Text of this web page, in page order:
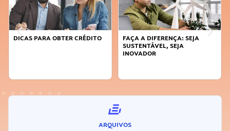
DICAS PARA OBTER CRÉDITO
FAÇA A DIFERENÇA: SEJA
SUSTENTÁVEL, SEJA
INOVADOR
ARQUIVOS